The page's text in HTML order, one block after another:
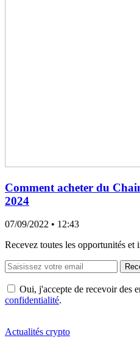
Comment acheter du
2024
07/09/2022 • 12:43
Recevez toutes les opportunités
Oui, j'accepte de recevoir des
confidentialité.
Actualités crypto